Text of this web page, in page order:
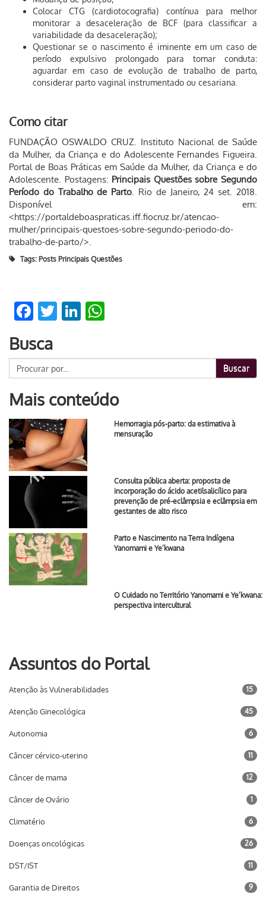
Colocar CTG (cardiotocografia) contínua para melhor
monitorar a desaceleração de BCF (para classificar a
variabilidade da desaceleração);
Questionar se o nascimento é iminente em um caso de
período expulsivo prolongado para tomar conduta:
aguardar em caso de evolução de trabalho de parto,
considerar parto vaginal instrumentado ou cesariana.
Como citar
FUNDAÇÃO OSWALDO CRUZ. Instituto Nacional de Saúde
da Mulher, da Criança e do Adolescente Fernandes Figueira.
Portal de Boas Práticas em Saúde da Mulher, da Criança e do
Adolescente. Postagens: Principais Questões sobre Segundo
Período do Trabalho de Parto. Rio de Janeiro, 24 set. 2018.
Disponível em:
<https://portaldeboaspraticas.iff.fiocruz.br/atencao-
mulher/principais-questoes-sobre-segundo-periodo-do-
trabalho-de-parto/>.
Tags: Posts Principais Questões
Facebook
TwitterLinkedIn
Busca
Buscar
Mais conteúdo
Hemorragia pós-parto: da estimativa à
mensuração
Consulta pública aberta: proposta de
incorporação do ácido acetilsalicílico para
prevenção de pré-eclâmpsia e eclâmpsia em
gestantes de alto risco
Parto e Nascimento na Terra Indígena
Yanomami e Ye’kwana
O Cuidado no Território Yanomami e Ye’kwana:
perspectiva intercultural
Assuntos do Portal
Atenção às Vulnerabilidades 15
Atenção Ginecológica 45
Autonomia 6
Câncer cérvico-uterino 11
Câncer de mama 12
Câncer de Ovário 1
Climatério 6
Doenças oncológicas 26
DST/IST 11
Garantia de Direitos 9